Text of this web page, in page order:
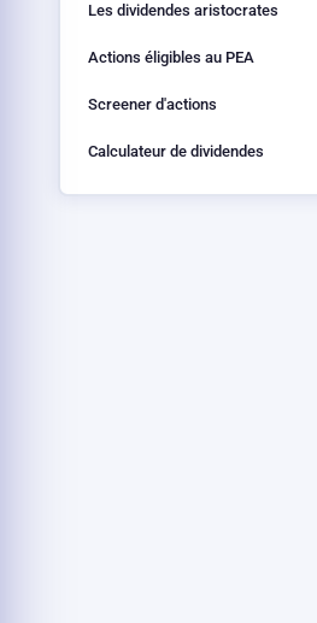
Les dividendes aristocrates
Actions éligibles au PEA
Screener d'actions
Calculateur de dividendes